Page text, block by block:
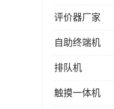
评价器厂家
自助终端机
排队机
触摸一体机